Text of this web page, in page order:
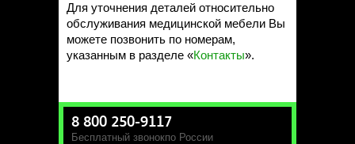
Для уточнения деталей относительно
обслуживания медицинской мебели Вы
можете позвонить по номерам,
указанным в разделе «Контакты».
8 800 250-9117
Бесплатный звонокпо России